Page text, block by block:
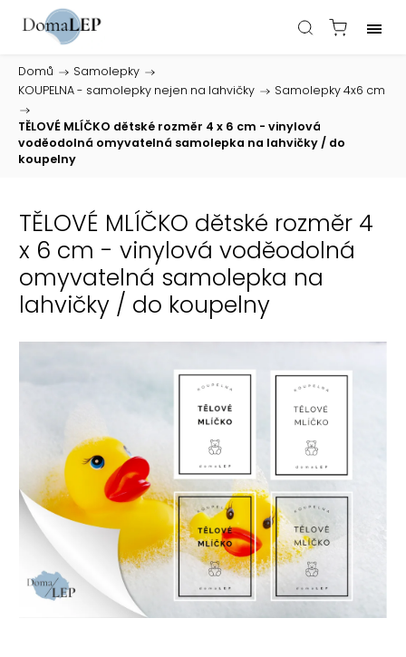
Domů / Samolepky /
KOUPELNA - samolepky nejen na lahvičky /
Samolepky 4x6 cm
/
TĚLOVÉ MLÍČKO dětské rozměr 4 x 6 cm - vinylová
voděodolná omyvatelná samolepka na lahvičky / do
koupelny
TĚLOVÉ MLÍČKO dětské rozměr 4
x 6 cm - vinylová voděodolná
omyvatelná samolepka na
lahvičky / do koupelny